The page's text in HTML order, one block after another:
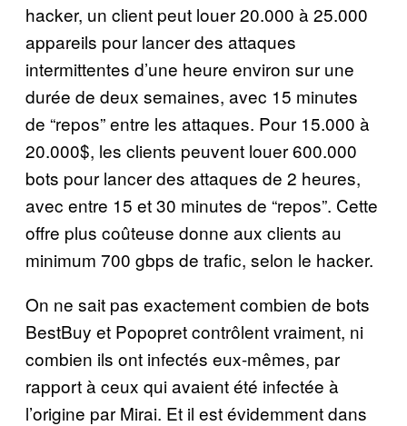
hacker, un client peut louer 20.000 à 25.000
appareils pour lancer des attaques
intermittentes d’une heure environ sur une
durée de deux semaines, avec 15 minutes
de “repos” entre les attaques. Pour 15.000 à
20.000$, les clients peuvent louer 600.000
bots pour lancer des attaques de 2 heures,
avec entre 15 et 30 minutes de “repos”. Cette
offre plus coûteuse donne aux clients au
minimum 700 gbps de trafic, selon le hacker.
On ne sait pas exactement combien de bots
BestBuy et Popopret contrôlent vraiment, ni
combien ils ont infectés eux-mêmes, par
rapport à ceux qui avaient été infectée à
l’origine par Mirai. Et il est évidemment dans